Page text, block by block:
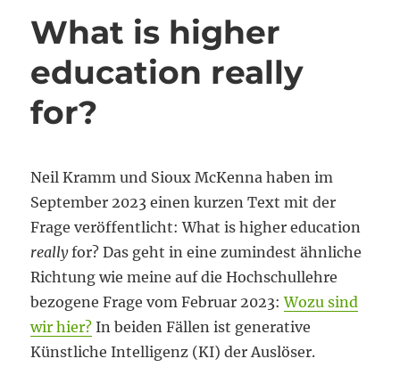
What is higher
education really
for?
Neil Kramm und Sioux McKenna haben im
September 2023 einen kurzen Text mit der
Frage veröffentlicht: What is higher education
reallyfor? Das geht in eine zumindest ähnliche
Richtung wie meine auf die Hochschullehre
bezogene Frage vom Februar 2023:Wozu sind
wir hier? In beiden Fällen ist generative
Künstliche Intelligenz (KI) der Auslöser.